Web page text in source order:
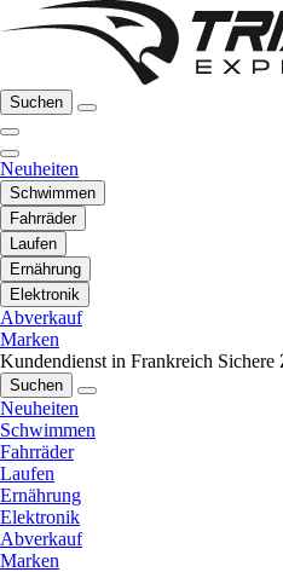
Suchen
Neuheiten
Schwimmen
Fahrräder
Laufen
Ernährung
Elektronik
Abverkauf
Marken
Kundendienst in Frankreich Sichere
Suchen
Neuheiten
Schwimmen
Fahrräder
Laufen
Ernährung
Elektronik
Abverkauf
Marken